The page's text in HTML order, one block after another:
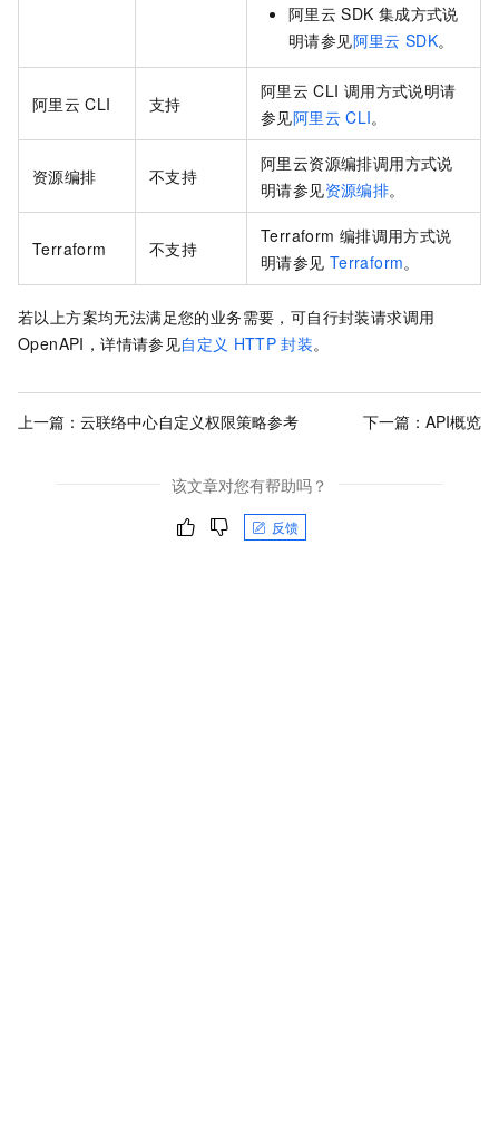
阿里云 SDK 集成方式说
明请参见阿里云 SDK。
阿里云 CLI 支持
阿里云 CLI 调用方式说明请
参见阿里云 CLI。
资源编排 不支持
阿里云资源编排调用方式说
明请参见资源编排。
Terraform 不支持
Terraform 编排调用方式说
明请参见 Terraform。
若以上方案均无法满足您的业务需要，可自行封装请求调用
OpenAPI，详情请参见自定义 HTTP 封装。
上一篇： 云联络中心自定义权限策略参考 下一篇： API概览
该文章对您有帮助吗？
反馈